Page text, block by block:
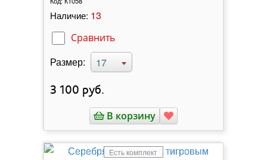
Наличие: 13
Сравнить
Размер: 17
3 100 руб.
В корзину
Есть комплект